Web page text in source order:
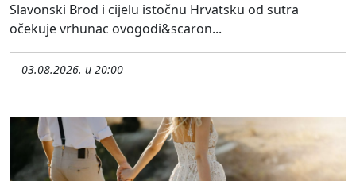
Slavonski Brod i cijelu istočnu Hrvatsku od sutra
očekuje vrhunac ovogodi&scaron...
03.08.2026. u 20:00